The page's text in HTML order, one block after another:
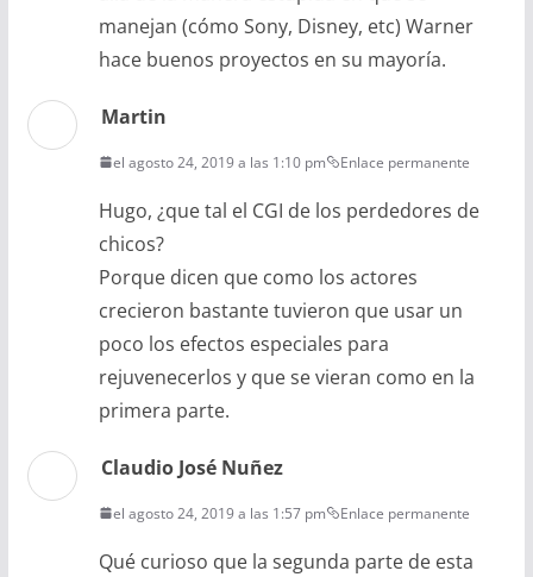
manejan (cómo Sony, Disney, etc) Warner
hace buenos proyectos en su mayoría.
Martin
el agosto 24, 2019 a las 1:10 pm Enlace permanente
Hugo, ¿que tal el CGI de los perdedores de
chicos?
Porque dicen que como los actores
crecieron bastante tuvieron que usar un
poco los efectos especiales para
rejuvenecerlos y que se vieran como en la
primera parte.
Claudio José Nuñez
el agosto 24, 2019 a las 1:57 pm Enlace permanente
Qué curioso que la segunda parte de esta